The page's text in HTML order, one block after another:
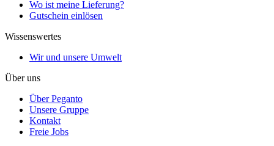
Wo ist meine Lieferung?
Gutschein einlösen
Wissenswertes
Wir und unsere Umwelt
Über uns
Über Peganto
Unsere Gruppe
Kontakt
Freie Jobs